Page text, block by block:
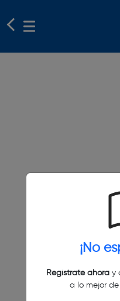
¡No
Regístrate ahoray
a lo mejor